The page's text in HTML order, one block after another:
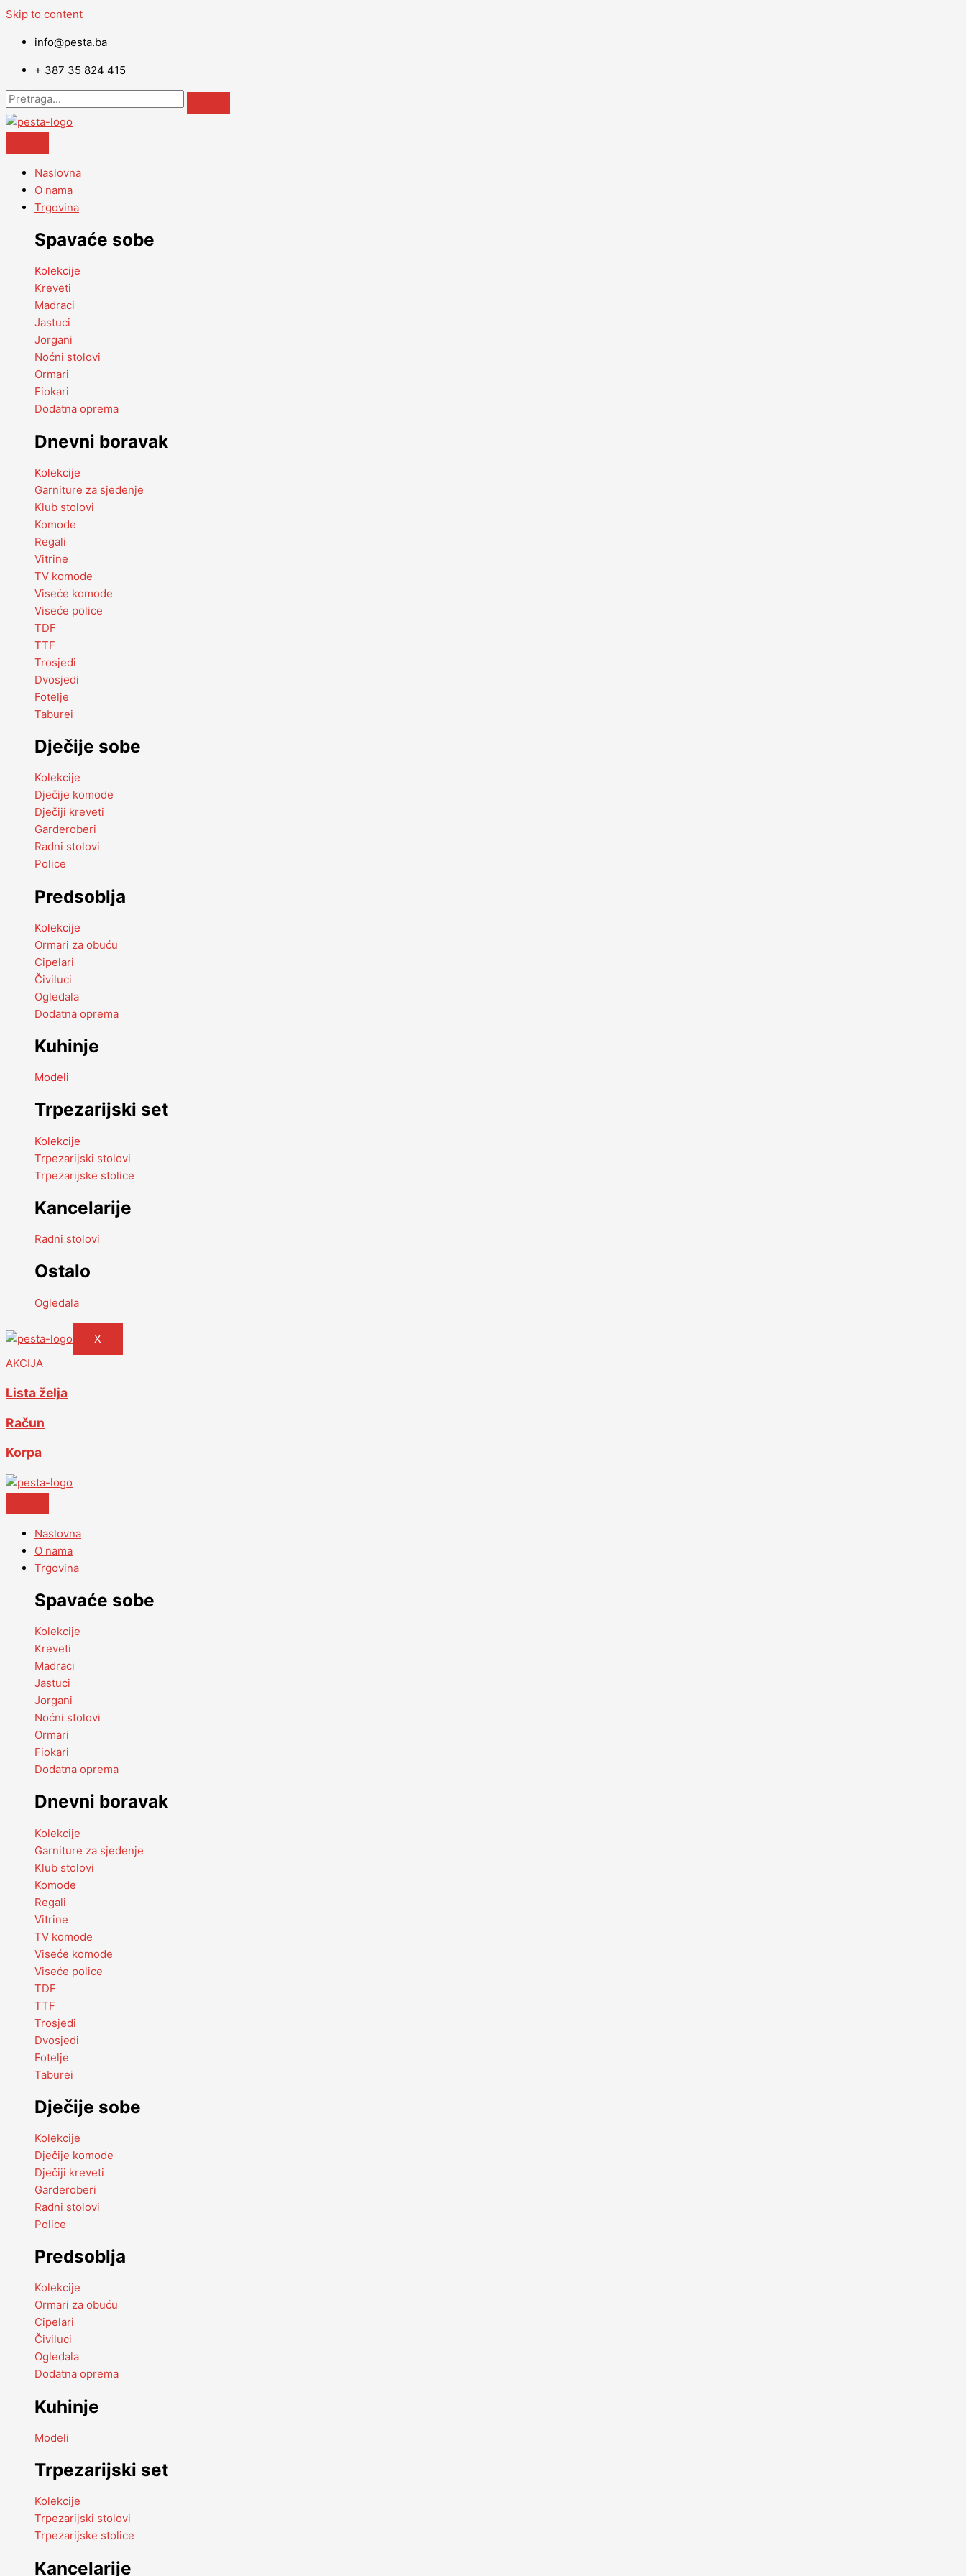
Skip to content
info@pesta.ba
+ 387 35 824 415
Naslovna
O nama
Trgovina
Spavaće sobe
Kolekcije
Kreveti
Madraci
Jastuci
Jorgani
Noćni stolovi
Ormari
Fiokari
Dodatna oprema
Dnevni boravak
Kolekcije
Garniture za sjedenje
Klub stolovi
Komode
Regali
Vitrine
TV komode
Viseće komode
Viseće police
TDF
TTF
Trosjedi
Dvosjedi
Fotelje
Taburei
Dječije sobe
Kolekcije
Dječije komode
Dječiji kreveti
Garderoberi
Radni stolovi
Police
Predsoblja
Kolekcije
Ormari za obuću
Cipelari
Čiviluci
Ogledala
Dodatna oprema
Kuhinje
Modeli
Trpezarijski set
Kolekcije
Trpezarijski stolovi
Trpezarijske stolice
Kancelarije
Radni stolovi
Ostalo
Ogledala
X
AKCIJA
Lista želja
Račun
Korpa
Naslovna
O nama
Trgovina
Spavaće sobe
Kolekcije
Kreveti
Madraci
Jastuci
Jorgani
Noćni stolovi
Ormari
Fiokari
Dodatna oprema
Dnevni boravak
Kolekcije
Garniture za sjedenje
Klub stolovi
Komode
Regali
Vitrine
TV komode
Viseće komode
Viseće police
TDF
TTF
Trosjedi
Dvosjedi
Fotelje
Taburei
Dječije sobe
Kolekcije
Dječije komode
Dječiji kreveti
Garderoberi
Radni stolovi
Police
Predsoblja
Kolekcije
Ormari za obuću
Cipelari
Čiviluci
Ogledala
Dodatna oprema
Kuhinje
Modeli
Trpezarijski set
Kolekcije
Trpezarijski stolovi
Trpezarijske stolice
Kancelarije